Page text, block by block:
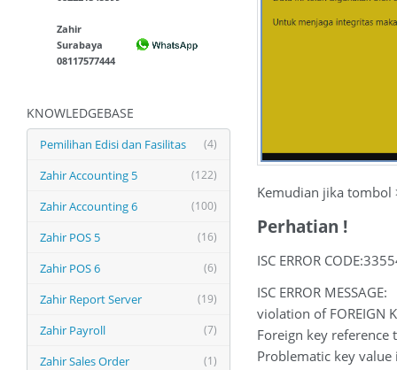
Zahir
Surabaya
08117577444
KNOWLEDGEBASE
(4)
Pemilihan Edisi dan Fasilitas
(122)
Zahir Accounting 5
(100)
Zahir Accounting 6
(16)
Zahir POS 5
(6)
Zahir POS 6
(19)
Zahir Report Server
(7)
Zahir Payroll
(1)
Zahir Sales Order
Kemudian jika tombol
Perhatian !
ISC ERROR
ISC ERROR MESSAGE:
violation of FOREIGN
Foreign key reference
Problematic key value